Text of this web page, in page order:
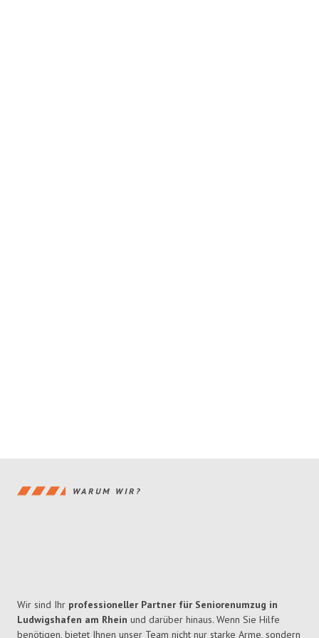
WARUM WIR?
Wir sind Ihr professioneller Partner für Seniorenumzug in
Ludwigshafen am Rhein und darüber hinaus. Wenn Sie Hilfe
benötigen, bietet Ihnen unser Team nicht nur starke Arme, sondern